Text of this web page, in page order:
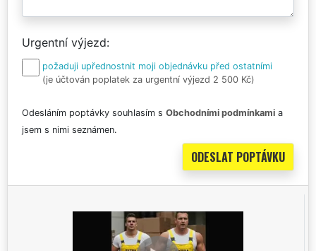
Urgentní výjezd
požaduji upřednostnit moji objednávku před ostatními
(je účtován poplatek za urgentní výjezd 2 500 Kč)
Odesláním poptávky souhlasím s Obchodními podmínkami a
jsem s nimi seznámen.